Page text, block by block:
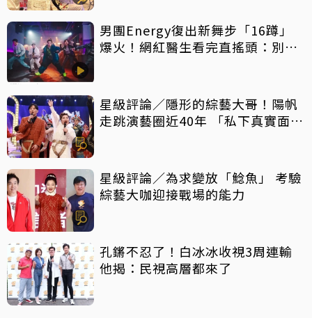
男團Energy復出新舞步「16蹲」
爆火！網紅醫生看完直搖頭：別亂
星級評論／隱形的綜藝大哥！陽帆
走跳演藝圈近40年 「私下真實面」
星級評論／為求變放「鯰魚」 考驗
綜藝大咖迎接戰場的能力
孔鏘不忍了！白冰冰收視3周連輸
他揭：民視高層都來了